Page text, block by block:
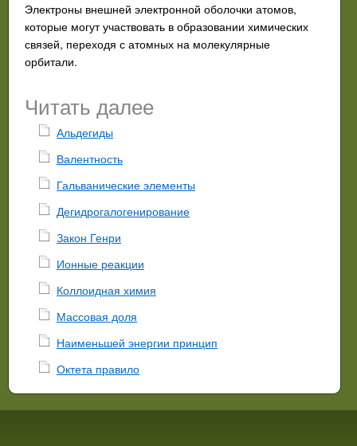
Электроны внешней электронной оболочки атомов,
которые могут участвовать в образовании химических
связей, переходя с атомных на молекулярные
орбитали.
Читать далее
Альдегиды
Валентность
Гальванические элементы
Дегидрогалогенирование
Закон Генри
Ионные реакции
Коллоидная химия
Массовая доля
Наименьшей энергии принцип
Октета правило